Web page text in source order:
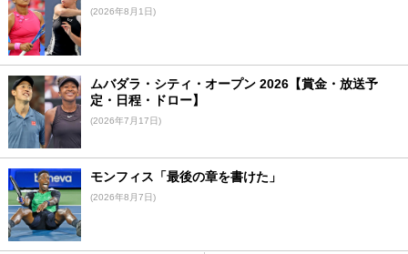
(2026年8月1日)
ムバダラ・シティ・オープン 2026【賞金・放送予
定・日程・ドロー】
(2026年7月17日)
モンフィス「最後の章を書けた」
(2026年8月7日)